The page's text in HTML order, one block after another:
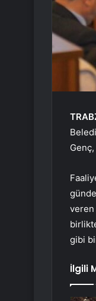
veren
gibi
İlgili